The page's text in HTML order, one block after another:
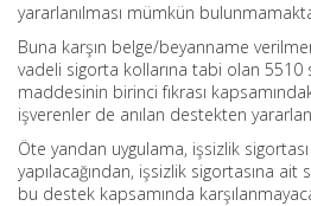
yararlanılması mümkün
Buna karşın belge/beyanname
vadeli sigorta kollarına tabi olan 5510
maddesinin birinci fıkrası
işverenler de anılan destekten
Öte yandan uygulama, işsizlik
yapılacağından, işsizlik sigortasına ait
bu destek kapsamında